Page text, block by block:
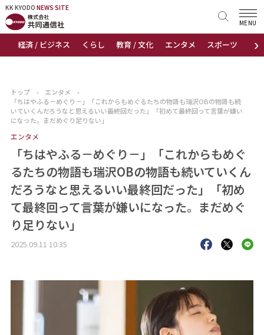
KK KYODO NEWS SITE
›
経済 / ビジネス くらし 教育 / 文化 エンタメ スポーツ 地域
MENU
KK KYODONEWS SITE
トップページ
ニュース
おすすめコンテンツ
出版物
会社概要
トップ › エンタメ
›
「ちはやふる－めぐり－」「これからもめぐるたちの物語も瑞沢OBの物語も続
いていくんだろうなと思えるいい最終回だった」「初めて最終回って言葉が嫌い
になった。まだめぐり足りない」
エンタメ
「ちはやふる－めぐり－」「これからもめぐ
るたちの物語も瑞沢OBの物語も続いていくん
だろうなと思えるいい最終回だった」「初め
て最終回って言葉が嫌いになった。まだめぐ
り足りない」
2025.09.11 10:35